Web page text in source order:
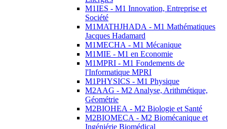
M1IES - M1 Innovation, Entreprise et
Société
M1MATHJHADA - M1 Mathématiques
Jacques Hadamard
M1MECHA - M1 Mécanique
M1MIE - M1 en Economie
M1MPRI - M1 Fondements de
l'Informatique MPRI
M1PHYSICS - M1 Physique
M2AAG - M2 Analyse, Arithmétique,
Géométrie
M2BIOHEA - M2 Biologie et Santé
M2BIOMECA - M2 Biomécanique et
Ingéniérie Biomédical